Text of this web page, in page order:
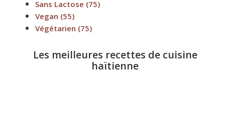
Sans Lactose (75)
Vegan (55)
Végétarien (75)
Les meilleures recettes de cuisine
haïtienne